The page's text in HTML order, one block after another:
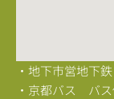
・地下市営地下
・京都バス バ